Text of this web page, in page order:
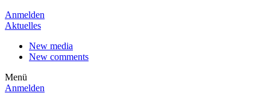
Anmelden
Aktuelles
New media
New comments
Menü
Anmelden